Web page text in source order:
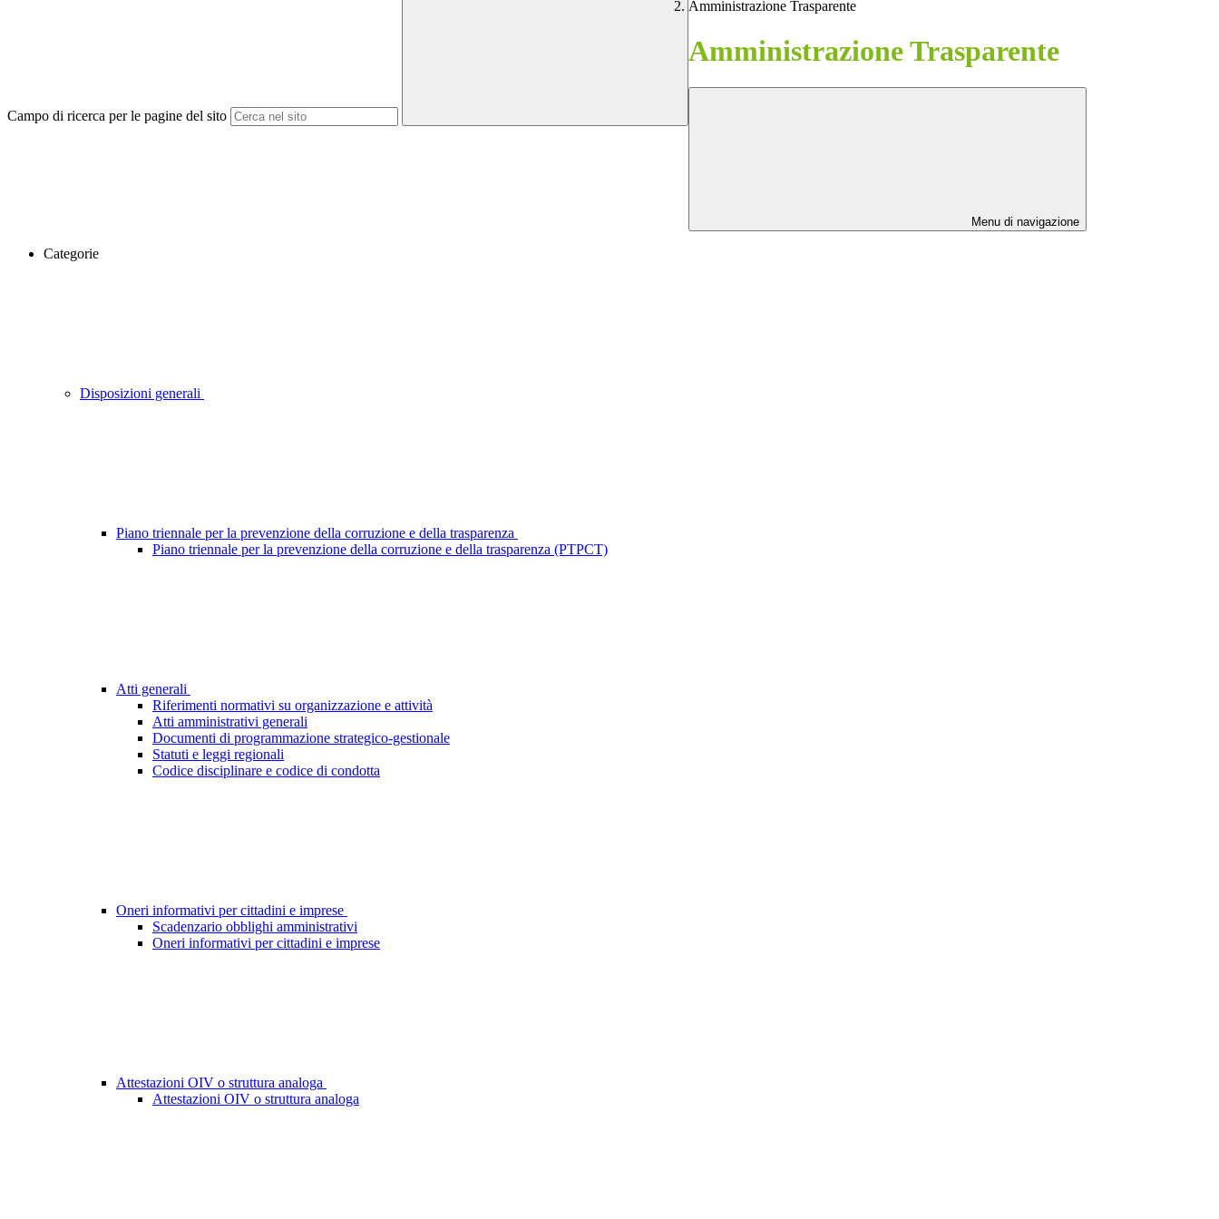
Campo di ricerca per le pagine del sito
Amministrazione Trasparente
Amministrazione Trasparente
Menu di navigazione
Categorie
Disposizioni generali
Piano triennale per la prevenzione della corruzione e della trasparenza
Piano triennale per la prevenzione della corruzione e della trasparenza (PTPCT)
Atti generali
Riferimenti normativi su organizzazione e attività
Atti amministrativi generali
Documenti di programmazione strategico-gestionale
Statuti e leggi regionali
Codice disciplinare e codice di condotta
Oneri informativi per cittadini e imprese
Scadenzario obblighi amministrativi
Oneri informativi per cittadini e imprese
Attestazioni OIV o struttura analoga
Attestazioni OIV o struttura analoga